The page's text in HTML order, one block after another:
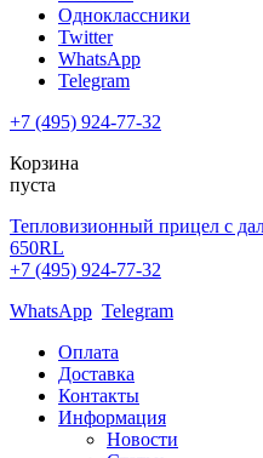
Одноклассники
Twitter
WhatsApp
Telegram
+7 (495) 924-77-32
Корзина
пуста
Тепловизионный прицел с
650RL
+7 (495) 924-77-32
WhatsApp Telegram
Оплата
Доставка
Контакты
Информация
Новости